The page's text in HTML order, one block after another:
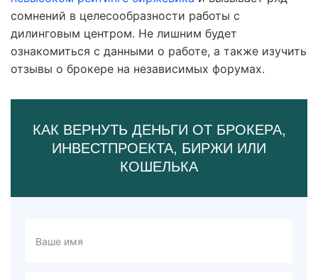
сомнений в целесообразности работы с
дилинговым центром. Не лишним будет
ознакомиться с данными о работе, а также изучить
отзывы о брокере на независимых форумах.
КАК ВЕРНУТЬ ДЕНЬГИ ОТ БРОКЕРА,
ИНВЕСТПРОЕКТА, БИРЖИ ИЛИ
КОШЕЛЬКА